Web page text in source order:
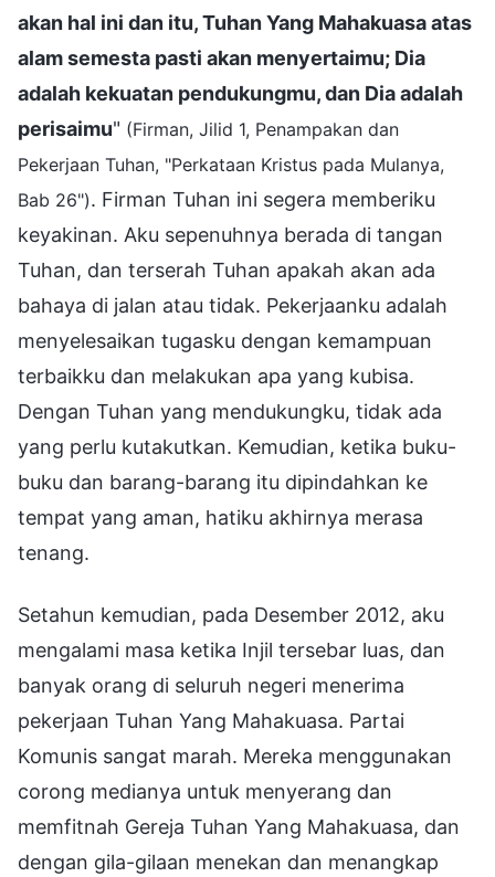
akan hal ini dan itu, Tuhan Yang Mahakuasa atas
alam semesta pasti akan menyertaimu; Dia
adalah kekuatan pendukungmu, dan Dia adalah
perisaimu" (Firman, Jilid 1, Penampakan dan
Pekerjaan Tuhan, "Perkataan Kristus pada Mulanya,
Bab 26"). Firman Tuhan ini segera memberiku
keyakinan. Aku sepenuhnya berada di tangan
Tuhan, dan terserah Tuhan apakah akan ada
bahaya di jalan atau tidak. Pekerjaanku adalah
menyelesaikan tugasku dengan kemampuan
terbaikku dan melakukan apa yang kubisa.
Dengan Tuhan yang mendukungku, tidak ada
yang perlu kutakutkan. Kemudian, ketika buku-
buku dan barang-barang itu dipindahkan ke
tempat yang aman, hatiku akhirnya merasa
tenang.
Setahun kemudian, pada Desember 2012, aku
mengalami masa ketika Injil tersebar luas, dan
banyak orang di seluruh negeri menerima
pekerjaan Tuhan Yang Mahakuasa. Partai
Komunis sangat marah. Mereka menggunakan
corong medianya untuk menyerang dan
memfitnah Gereja Tuhan Yang Mahakuasa, dan
dengan gila-gilaan menekan dan menangkap